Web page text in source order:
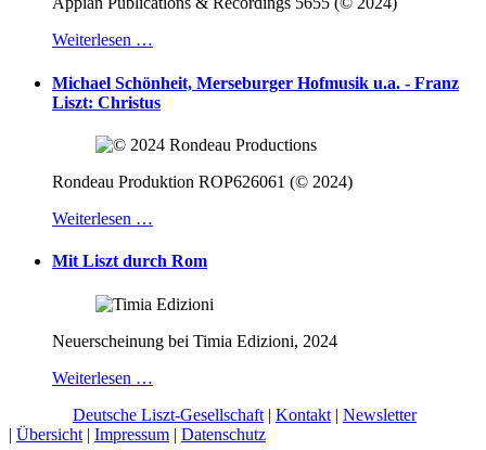
Weiterlesen …
Michael Schönheit, Merseburger Hofmusik u.a. - Franz
Liszt: Christus
Rondeau Produktion ROP626061 (© 2024)
Weiterlesen …
Mit Liszt durch Rom
Neuerscheinung bei Timia Edizioni, 2024
Weiterlesen …
Deutsche Liszt-Gesellschaft | Kontakt | Newsletter
| Übersicht | Impressum | Datenschutz